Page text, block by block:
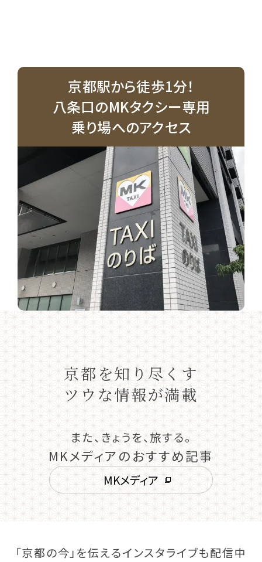
京都駅から徒歩1分！
八条口のMKタクシー専用
乗り場へのアクセス
京都を知り尽くす
ツウな情報が満載
また、きょうを、旅する。
MKメディアのおすすめ記事
MKメディア
「京都の今」を伝えるインスタライブも配信中